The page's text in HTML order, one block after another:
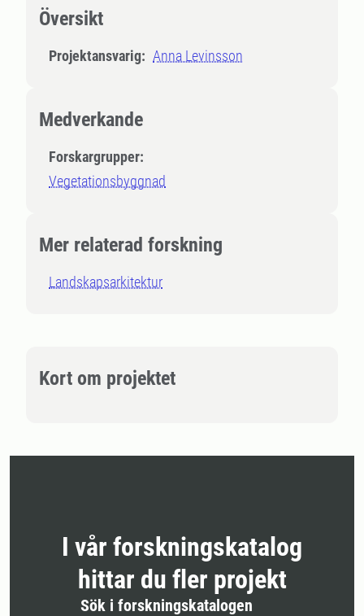
Översikt
Projektansvarig: Anna Levinsson
Medverkande
Forskargrupper:
Vegetationsbyggnad
Mer relaterad forskning
Landskapsarkitektur
Kort om projektet
I vår forskningskatalog
hittar du fler projekt
Sök i forskningskatalogen